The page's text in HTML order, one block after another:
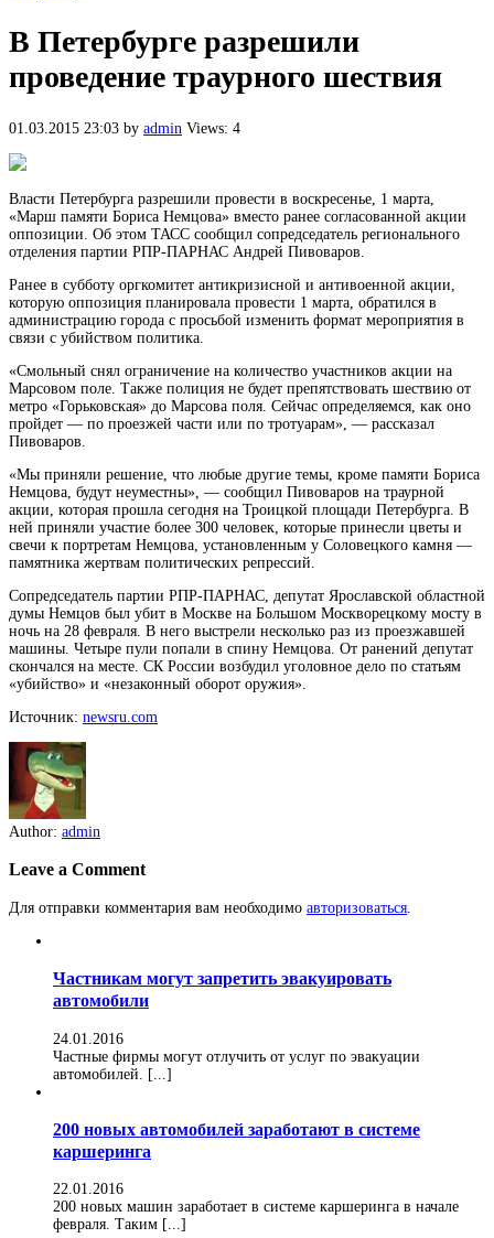
В Петербурге разрешили
проведение траурного шествия
01.03.2015 23:03 by admin Views: 4
Власти Петербурга разрешили провести в воскресенье, 1 марта,
«Марш памяти Бориса Немцова» вместо ранее согласованной акции
оппозиции. Об этом ТАСС сообщил сопредседатель регионального
отделения партии РПР-ПАРНАС Андрей Пивоваров.
Ранее в субботу оргкомитет антикризисной и антивоенной акции,
которую оппозиция планировала провести 1 марта, обратился в
администрацию города с просьбой изменить формат мероприятия в
связи с убийством политика.
«Смольный снял ограничение на количество участников акции на
Марсовом поле. Также полиция не будет препятствовать шествию от
метро «Горьковская» до Марсова поля. Сейчас определяемся, как оно
пройдет — по проезжей части или по тротуарам», — рассказал
Пивоваров.
«Мы приняли решение, что любые другие темы, кроме памяти Бориса
Немцова, будут неуместны», — сообщил Пивоваров на траурной
акции, которая прошла сегодня на Троицкой площади Петербурга. В
ней приняли участие более 300 человек, которые принесли цветы и
свечи к портретам Немцова, установленным у Соловецкого камня —
памятника жертвам политических репрессий.
Сопредседатель партии РПР-ПАРНАС, депутат Ярославской областной
думы Немцов был убит в Москве на Большом Москворецкому мосту в
ночь на 28 февраля. В него выстрели несколько раз из проезжавшей
машины. Четыре пули попали в спину Немцова. От ранений депутат
скончался на месте. СК России возбудил уголовное дело по статьям
«убийство» и «незаконный оборот оружия».
Источник: newsru.com
Author: admin
Leave a Comment
Для отправки комментария вам необходимо авторизоваться
Частникам могут запретить эвакуировать
автомобили
24.01.2016
Частные фирмы могут отлучить от услуг по эвакуации
автомобилей. [...]
200 новых автомобилей заработают в системе
каршеринга
22.01.2016
200 новых машин заработает в системе каршеринга в начале
февраля. Таким [...]